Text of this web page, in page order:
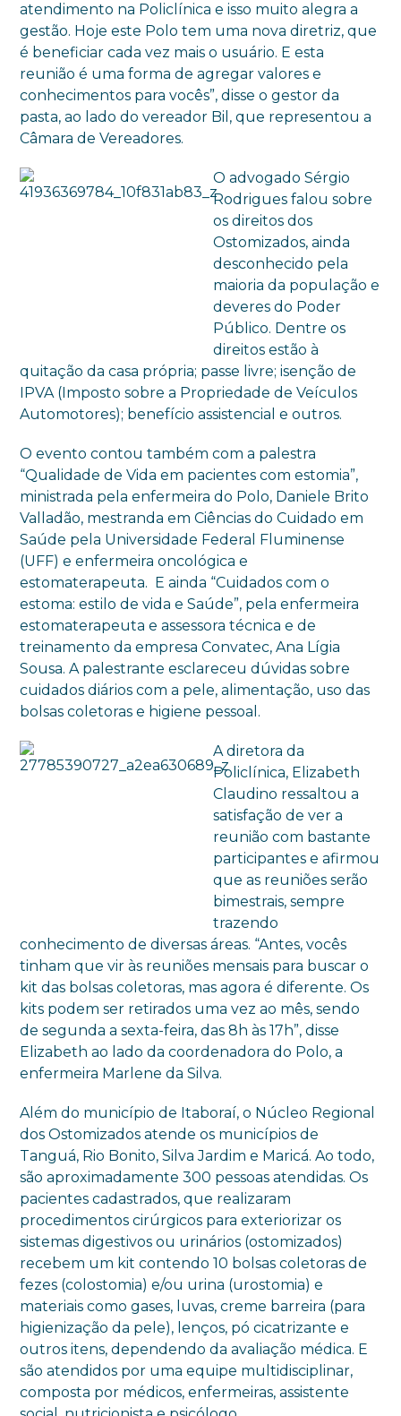
atendimento na Policlínica e isso muito alegra a
gestão. Hoje este Polo tem uma nova diretriz, que
é beneficiar cada vez mais o usuário. E esta
reunião é uma forma de agregar valores e
conhecimentos para vocês”, disse o gestor da
pasta, ao lado do vereador Bil, que representou a
Câmara de Vereadores.
O advogado Sérgio
Rodrigues falou sobre
os direitos dos
Ostomizados, ainda
desconhecido pela
maioria da população e
deveres do Poder
Público. Dentre os
direitos estão à
quitação da casa própria; passe livre; isenção de
IPVA (Imposto sobre a Propriedade de Veículos
Automotores); benefício assistencial e outros.
O evento contou também com a palestra
“Qualidade de Vida em pacientes com estomia”,
ministrada pela enfermeira do Polo, Daniele Brito
Valladão, mestranda em Ciências do Cuidado em
Saúde pela Universidade Federal Fluminense
(UFF) e enfermeira oncológica e
estomaterapeuta. E ainda “Cuidados com o
estoma: estilo de vida e Saúde”, pela enfermeira
estomaterapeuta e assessora técnica e de
treinamento da empresa Convatec, Ana Lígia
Sousa. A palestrante esclareceu dúvidas sobre
cuidados diários com a pele, alimentação, uso das
bolsas coletoras e higiene pessoal.
A diretora da
Policlínica, Elizabeth
Claudino ressaltou a
satisfação de ver a
reunião com bastante
participantes e afirmou
que as reuniões serão
bimestrais, sempre
trazendo
conhecimento de diversas áreas. “Antes, vocês
tinham que vir às reuniões mensais para buscar o
kit das bolsas coletoras, mas agora é diferente. Os
kits podem ser retirados uma vez ao mês, sendo
de segunda a sexta-feira, das 8h às 17h”, disse
Elizabeth ao lado da coordenadora do Polo, a
enfermeira Marlene da Silva.
Além do município de Itaboraí, o Núcleo Regional
dos Ostomizados atende os municípios de
Tanguá, Rio Bonito, Silva Jardim e Maricá. Ao todo,
são aproximadamente 300 pessoas atendidas. Os
pacientes cadastrados, que realizaram
procedimentos cirúrgicos para exteriorizar os
sistemas digestivos ou urinários (ostomizados)
recebem um kit contendo 10 bolsas coletoras de
fezes (colostomia) e/ou urina (urostomia) e
materiais como gases, luvas, creme barreira (para
higienização da pele), lenços, pó cicatrizante e
outros itens, dependendo da avaliação médica. E
são atendidos por uma equipe multidisciplinar,
composta por médicos, enfermeiras, assistente